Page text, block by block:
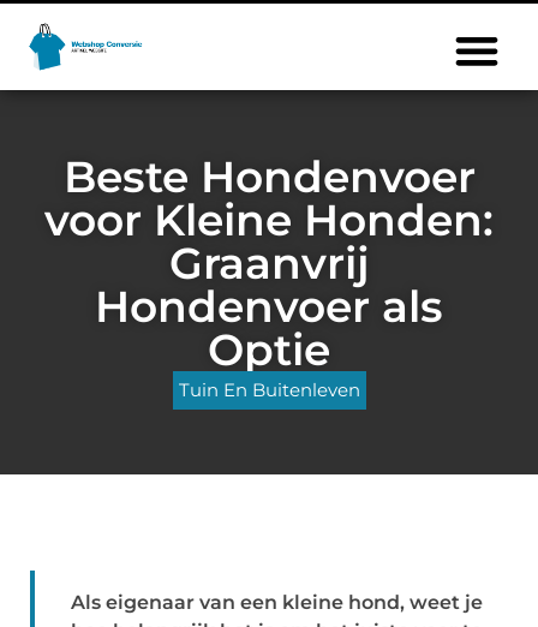
Beste Hondenvoer
voor Kleine Honden:
Graanvrij
Hondenvoer als
Optie
Tuin En Buitenleven
Als eigenaar van een kleine hond, weet je